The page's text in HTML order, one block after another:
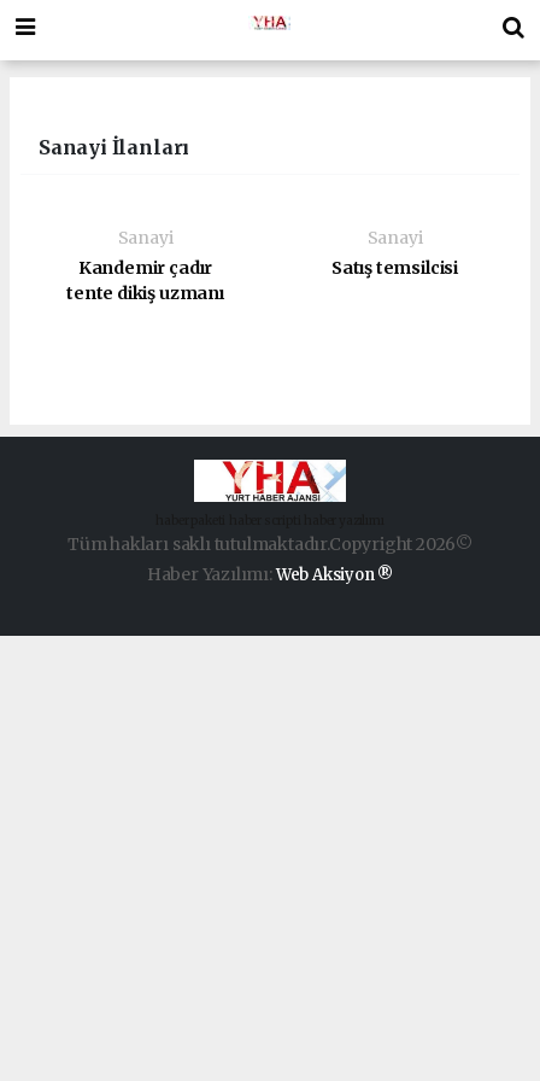
Sanayi İlanları
Sanayi
Kandemir çadır
tente dikiş uzmanı
Sanayi
Satış temsilcisi
Tüm hakları saklı tutulmaktadır.Copyright 2026©
Haber Yazılımı:Web Aksiyon ®